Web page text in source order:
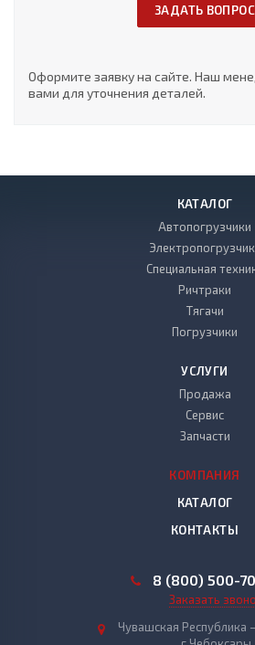
ЗАДАТЬ ВОПРОС
Оформите заявку на сайте. Наш
вами для уточнения деталей.
КАТАЛОГ
Автопогрузчики
Специальная
Ричтраки
Тягачи
Погрузчики
УСЛУГИ
Продажа
Сервис
Запчасти
КОМПАНИЯ
КАТАЛОГ
КОНТАКТЫ
8 (800) 500-
Заказать
Чувашская Республика